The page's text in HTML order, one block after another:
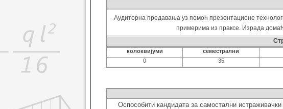
Грађ. докторске 2008
Геод. основне 2008
Геод. дипломске 2008
Геод. докторске 2008
Аудиторна предавања уз помоћ презентационе
примерима из праксе. Израда
колоквијуми семестрални
0
35
Оспособити кандидата за самостални